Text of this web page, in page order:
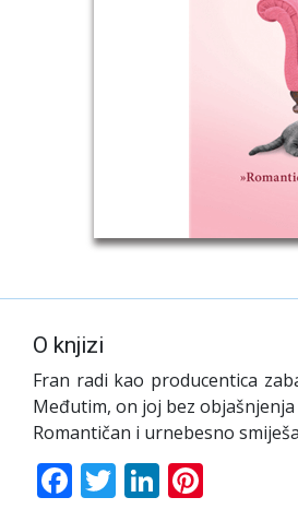
O knjizi
Fran radi kao producentica
Međutim, on joj bez
Romantičan i urnebesno
Facebook
TwitterLinkedIn